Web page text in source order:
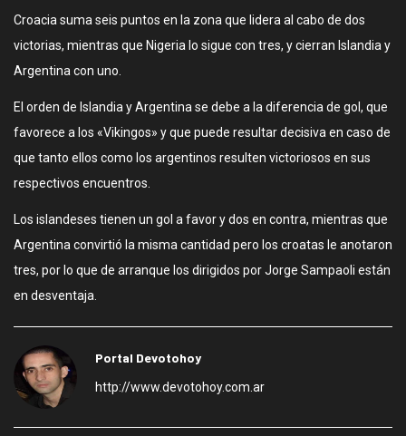
Croacia suma seis puntos en la zona que lidera al cabo de dos
victorias, mientras que Nigeria lo sigue con tres, y cierran Islandia y
Argentina con uno.
El orden de Islandia y Argentina se debe a la diferencia de gol, que
favorece a los «Vikingos» y que puede resultar decisiva en caso de
que tanto ellos como los argentinos resulten victoriosos en sus
respectivos encuentros.
Los islandeses tienen un gol a favor y dos en contra, mientras que
Argentina convirtió la misma cantidad pero los croatas le anotaron
tres, por lo que de arranque los dirigidos por Jorge Sampaoli están
en desventaja.
Portal Devotohoy
http://www.devotohoy.com.ar